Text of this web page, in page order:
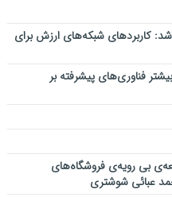
کاربردهای شبکه‌های ارزش برای
فناوری‌های پیشرفته بر
بی رویه‌ی فروشگاه‌های
عبائی شوشتری